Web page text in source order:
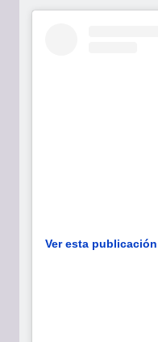
Ver esta